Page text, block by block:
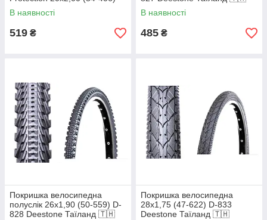
D-817 Deestone Таїланд 🇹🇭
В наявності
519 ₴
В наявності
485 ₴
Покришка велосипедна
полуслік 26х1,90 (50-559) D-
828 Deestone Таїланд 🇹🇭
Покришка велосипедна
28х1,75 (47-622) D-833
Deestone Таїланд 🇹🇭